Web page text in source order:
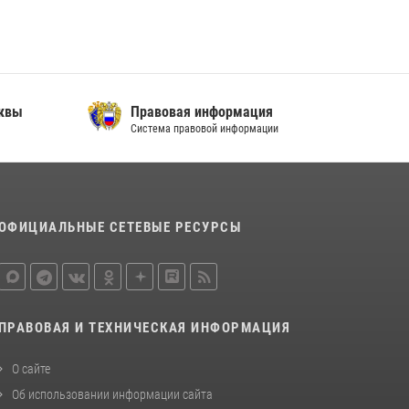
Росгвардецы проверили места массового
города (видео)
Правовая информация
Система правовой информации
СЕТЕВЫЕ РЕСУРСЫ
ПРАВОВАЯ И ТЕХНИЧЕСКАЯ ИНФОРМАЦИЯ
О сайте
Об использовании информации сайта